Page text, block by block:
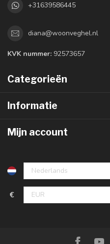
+31639586445
diana@woonveghel.nl
KVK nummer: 92573657
Categorieën
Informatie
Mijn account
€